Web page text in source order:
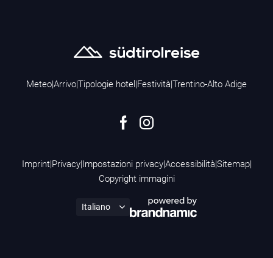
Meteo|Arrivo|Tipologie hotel |Festività|Trentino-Alto Adige
Imprint|Privacy|Impostazioni privacy|Accessibilità|Sitemap|
Copyright immagini